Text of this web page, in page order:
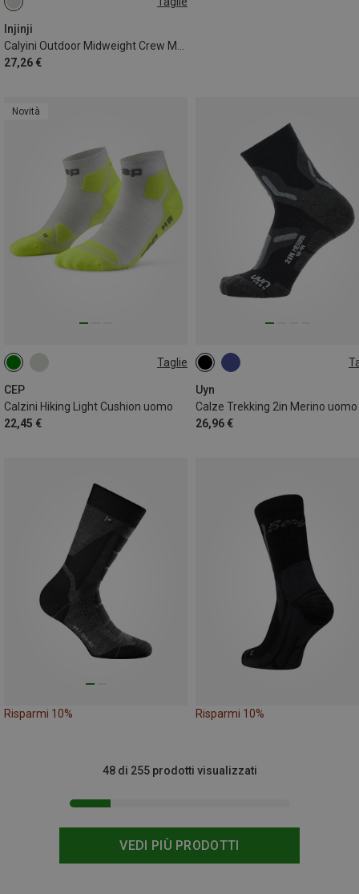
Injinji
27,26 €
44.5|45|46|47
Novità
Taglie
CEP
Calzini Hiking Light Cushion uomo
22,45 €
39|40|41|42
45|46|47|48|49
Uyn
Calze Trekking 2in Merino uomo
26,96 €
39|40|41
Risparmi 10% Risparmi 10%
VEDI PIÙ PRODOTTI
48 di 255 prodotti visualizzati